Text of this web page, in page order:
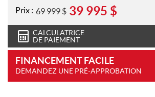
Prix : 69 999$ 39 995 $
CALCULATRICE
DE PAIEMENT
FINANCEMENT FACILE
DEMANDEZ UNE PRÉ-APPROBATION